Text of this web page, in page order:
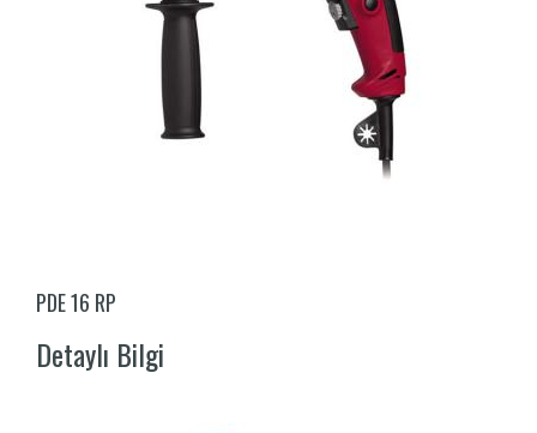
PDE 16 RP
Detaylı Bilgi